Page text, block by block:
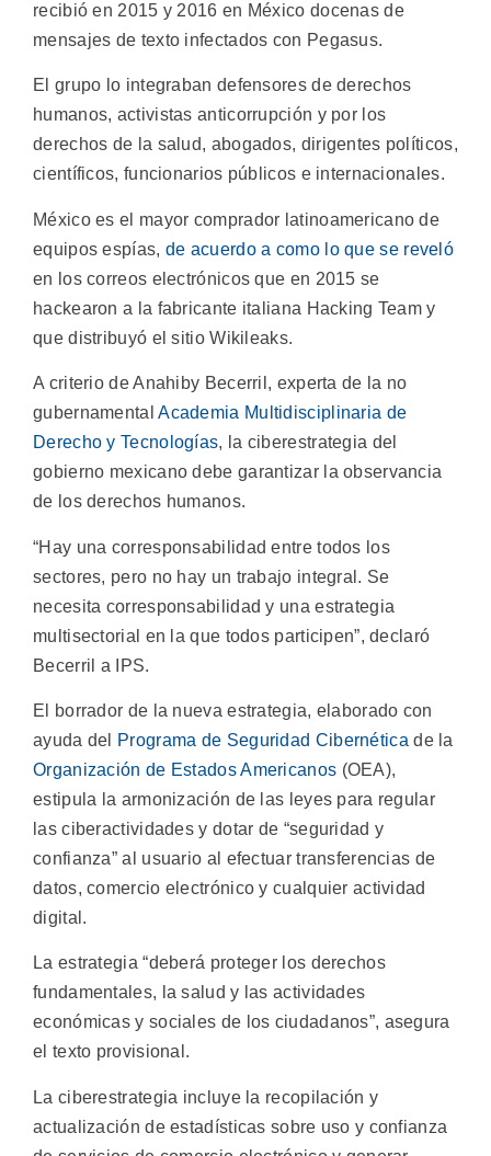
recibió en 2015 y 2016 en México docenas de
mensajes de texto infectados con Pegasus.
El grupo lo integraban defensores de derechos
humanos, activistas anticorrupción y por los
derechos de la salud, abogados, dirigentes políticos,
científicos, funcionarios públicos e internacionales.
México es el mayor comprador latinoamericano de
equipos espías, de acuerdo a como lo que se reveló
en los correos electrónicos que en 2015 se
hackearon a la fabricante italiana Hacking Team y
que distribuyó el sitio Wikileaks.
A criterio de Anahiby Becerril, experta de la no
gubernamentalAcademia Multidisciplinaria de
Derecho y Tecnologías, la ciberestrategia del
gobierno mexicano debe garantizar la observancia
de los derechos humanos.
“Hay una corresponsabilidad entre todos los
sectores, pero no hay un trabajo integral. Se
necesita corresponsabilidad y una estrategia
multisectorial en la que todos participen”, declaró
Becerril a IPS.
El borrador de la nueva estrategia, elaborado con
ayuda del
Programa de Seguridad Cibernética de la
Organización de Estados Americanos (OEA),
estipula la armonización de las leyes para regular
las ciberactividades y dotar de “seguridad y
confianza” al usuario al efectuar transferencias de
datos, comercio electrónico y cualquier actividad
digital.
La estrategia “deberá proteger los derechos
fundamentales, la salud y las actividades
económicas y sociales de los ciudadanos”, asegura
el texto provisional.
La ciberestrategia incluye la recopilación y
actualización de estadísticas sobre uso y confianza